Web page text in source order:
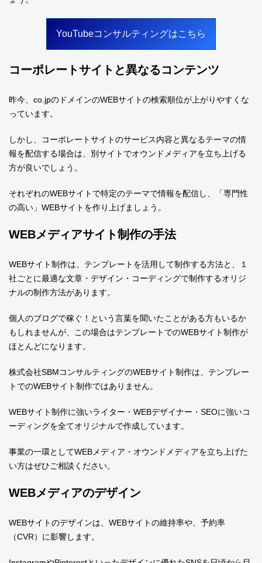
YouTubeコンサルティングはこちら
コーポレートサイトと異なるコンテンツ
昨今、co.jpのドメインのWEBサイトの検索順位が上がりやすくな
っています。
しかし、コーポレートサイトのサービス内容と異なるテーマの情
報を配信する場合は、別サイトでオウンドメディアを立ち上げる
方が良いでしょう。
それぞれのWEBサイトで特定のテーマで情報を配信し、「専門性
の高い」WEBサイトを作り上げましょう。
WEBメディアサイト制作の手法
WEBサイト制作は、テンプレートを活用して制作する方法と、１
社ごとに最適な文章・デザイン・コーディングで制作するオリジ
ナルの制作方法があります。
個人のブログで稼ぐ！という言葉を聞いたことがある方もいるか
もしれませんが、この場合はテンプレートでのWEBサイト制作が
ほとんどになります。
株式会社SBMコンサルティングのWEBサイト制作は、テンプレー
トでのWEBサイト制作ではありません。
WEBサイト制作に強いライター・WEBデザイナー・SEOに強いコ
ーディングを全てオリジナルで作成しています。
事業の一環としてWEBメディア・オウンドメディアを立ち上げた
い方はぜひご相談ください。
WEBメディアのデザイン
WEBサイトのデザインは、WEBサイトの維持率や、予約率
（CVR）に影響します。